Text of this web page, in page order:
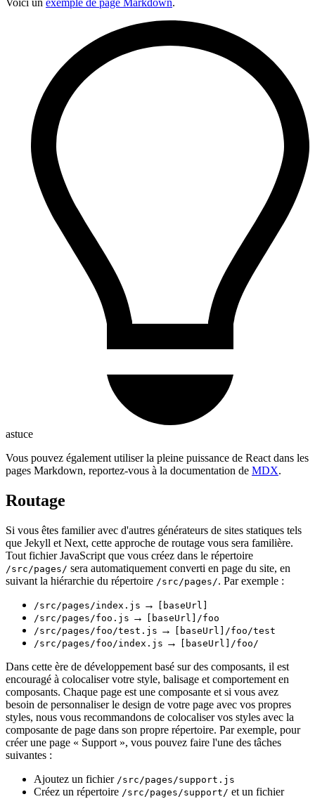
Voici un exemple de page Markdown.
astuce
Vous pouvez également utiliser la pleine puissance de React dans les
pages Markdown, reportez-vous à la documentation de MDX.
Routage
Si vous êtes familier avec d'autres générateurs de sites statiques tels
que Jekyll et Next, cette approche de routage vous sera familière.
Tout fichier JavaScript que vous créez dans le répertoire
/src/pages/ sera automatiquement converti en page du site, en
suivant la hiérarchie du répertoire /src/pages/. Par exemple :
/src/pages/index.js →
[baseUrl]
/src/pages/foo.js →
[baseUrl]/foo
/src/pages/foo/test.js →
[baseUrl]/foo/test
/src/pages/foo/index.js → [baseUrl]/foo/
Dans cette ère de développement basé sur des composants, il est
encouragé à colocaliser votre style, balisage et comportement en
composants. Chaque page est une composante et si vous avez
besoin de personnaliser le design de votre page avec vos propres
styles, nous vous recommandons de colocaliser vos styles avec la
composante de page dans son propre répertoire. Par exemple, pour
créer une page « Support », vous pouvez faire l'une des tâches
suivantes :
Ajoutez un fichier /src/pages/support.js
Créez un répertoire /src/pages/support/ et un fichier